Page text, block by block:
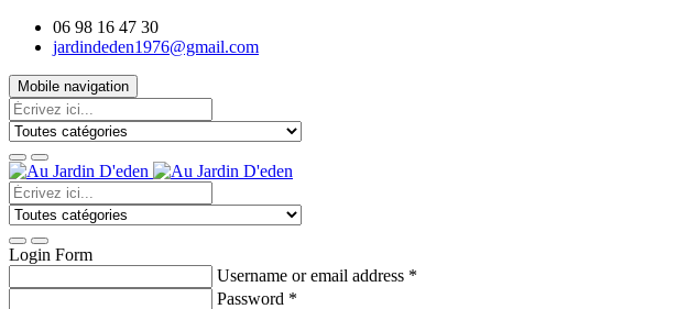
06 98 16 47 30
jardindeden1976@gmail.com
Mobile navigation
Login Form
Username or email address *
Password *